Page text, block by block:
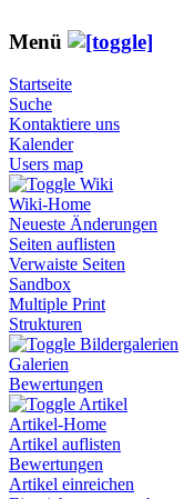
Menü
Startseite
Suche
Kontaktiere uns
Kalender
Users map
Wiki
Wiki-Home
Neueste Änderungen
Seiten auflisten
Verwaiste Seiten
Sandbox
Multiple Print
Strukturen
Bildergalerien
Galerien
Bewertungen
Artikel
Artikel-Home
Artikel auflisten
Bewertungen
Artikel einreichen